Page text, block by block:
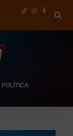
POLÍTICA